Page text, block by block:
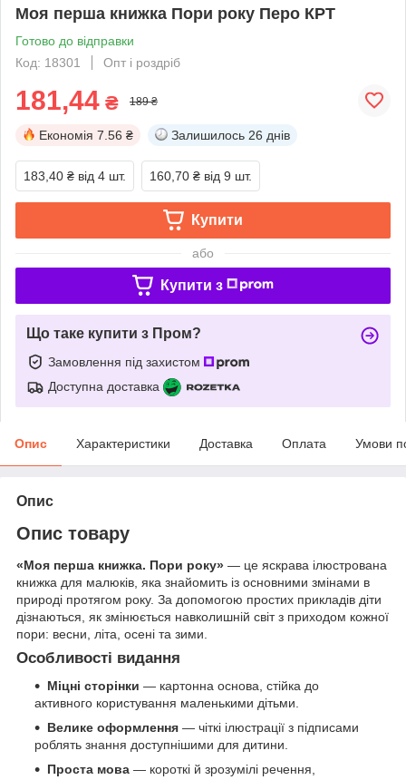
Моя перша книжка Пори року Перо КРТ
Готово до відправки
Код: 18301
Опт і роздріб
181,44 ₴ 189 ₴
Економія 7.56 ₴ Залишилось 26 днів
183,40 ₴ від 4 шт. 160,70 ₴ від 9 шт.
Купити
або
Купити з
Що таке купити з Пром?
Замовлення під захистом
Доступна доставка
Опис Характеристики Доставка Оплата Умови
Опис
Опис товару
«Моя перша книжка. Пори року» — це яскрава ілюстрована
книжка для малюків, яка знайомить із основними змінами в
природі протягом року. За допомогою простих прикладів діти
дізнаються, як змінюється навколишній світ з приходом кожної
пори: весни, літа, осені та зими.
Особливості видання
Міцні сторінки — картонна основа, стійка до
активного користування маленькими дітьми.
Велике оформлення — чіткі ілюстрації з підписами
роблять знання доступнішими для дитини.
Проста мова — короткі й зрозумілі речення,